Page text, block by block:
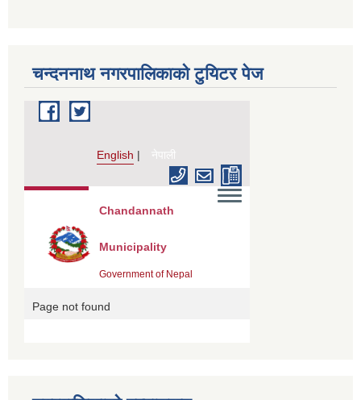
चन्दननाथ नगरपालिकाको टुयिटर पेज